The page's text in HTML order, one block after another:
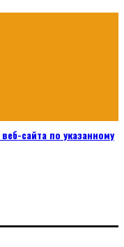
сайта по указанному